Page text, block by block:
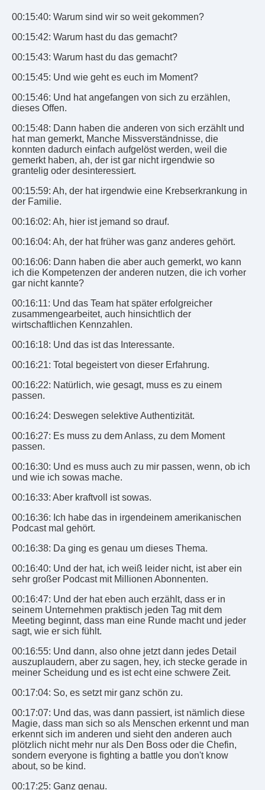
00:15:40: Warum sind wir so weit gekommen?
00:15:42: Warum hast du das gemacht?
00:15:43: Warum hast du das gemacht?
00:15:45: Und wie geht es euch im Moment?
00:15:46: Und hat angefangen von sich zu erzählen,
dieses Offen.
00:15:48: Dann haben die anderen von sich erzählt und
hat man gemerkt, Manche Missverständnisse, die
konnten dadurch einfach aufgelöst werden, weil die
gemerkt haben, ah, der ist gar nicht irgendwie so
grantelig oder desinteressiert.
00:15:59: Ah, der hat irgendwie eine Krebserkrankung in
der Familie.
00:16:02: Ah, hier ist jemand so drauf.
00:16:04: Ah, der hat früher was ganz anderes gehört.
00:16:06: Dann haben die aber auch gemerkt, wo kann
ich die Kompetenzen der anderen nutzen, die ich vorher
gar nicht kannte?
00:16:11: Und das Team hat später erfolgreicher
zusammengearbeitet, auch hinsichtlich der
wirtschaftlichen Kennzahlen.
00:16:18: Und das ist das Interessante.
00:16:21: Total begeistert von dieser Erfahrung.
00:16:22: Natürlich, wie gesagt, muss es zu einem
passen.
00:16:24: Deswegen selektive Authentizität.
00:16:27: Es muss zu dem Anlass, zu dem Moment
passen.
00:16:30: Und es muss auch zu mir passen, wenn, ob ich
und wie ich sowas mache.
00:16:33: Aber kraftvoll ist sowas.
00:16:36: Ich habe das in irgendeinem amerikanischen
Podcast mal gehört.
00:16:38: Da ging es genau um dieses Thema.
00:16:40: Und der hat, ich weiß leider nicht, ist aber ein
sehr großer Podcast mit Millionen Abonnenten.
00:16:47: Und der hat eben auch erzählt, dass er in
seinem Unternehmen praktisch jeden Tag mit dem
Meeting beginnt, dass man eine Runde macht und jeder
sagt, wie er sich fühlt.
00:16:55: Und dann, also ohne jetzt dann jedes Detail
auszuplaudern, aber zu sagen, hey, ich stecke gerade in
meiner Scheidung und es ist echt eine schwere Zeit.
00:17:04: So, es setzt mir ganz schön zu.
00:17:07: Und das, was dann passiert, ist nämlich diese
Magie, dass man sich so als Menschen erkennt und man
erkennt sich im anderen und sieht den anderen auch
plötzlich nicht mehr nur als Den Boss oder die Chefin,
sondern everyone is fighting a battle you don't know
about, so be kind.
00:17:25: Ganz genau.